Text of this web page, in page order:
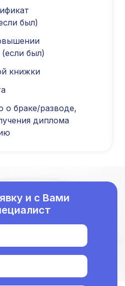
был)
был)
книжки
о браке/разводе,
диплома
и с Вами